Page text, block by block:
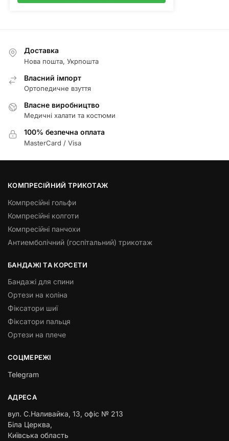
Доставка
Нова пошта, Укрпошта
Власний імпорт
Ортопедичне взуття
Власне виробництво
Медичні халати та костюми
100% безпечна оплата
MasterCard / Visa
КОМПРЕСІЙНИЙ ТРИКОТАЖ
Компресійні гольфи
Компресійні колготи
Компресійні панчохи
Антиемболічний (госпітальний) трикотаж
БАНДАЖІ ТА КОРСЕТИ
Бандажі для спини
Ортези на коліна
Фіксатори шиї
Фіксатори пальця
Ортези на плече
СОЦМЕРЕЖІ
Telegram
АДРЕСА
вул. С.Наливайка, 13, офіс № 213
Біла Церква,
Київська область